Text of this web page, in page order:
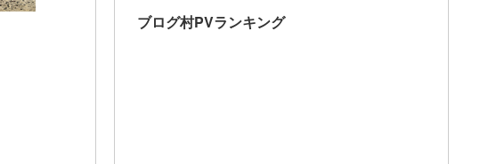
ブログ村PVランキング